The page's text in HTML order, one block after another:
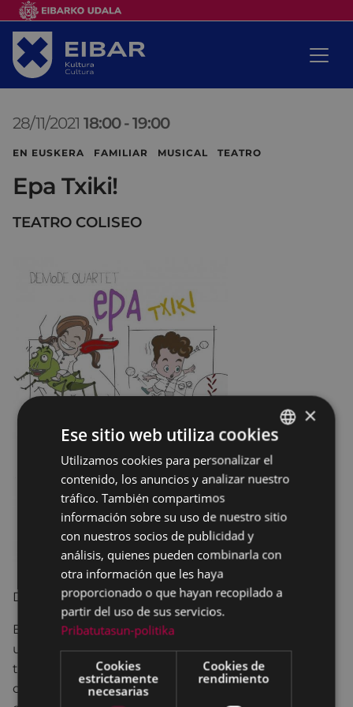
28/11/2021 18:00 -19:00
EN EUSKERA FAMILIAR MUSICAL TEATRO
Epa Txiki!
TEATRO COLISEO
DEMODE QUARTET
Epa! Fue el segundo espectáculo de la compañía,
un espectáculo musical cargado de humor para
todos los públicos en el que los cuatro miembros
de DQ sostenían la disparatada teoría de el origen
BASQUE
SPANISH
×
Ese sitio web utiliza cookies
Utilizamos cookies para personalizar el
contenido, los anuncios y analizar nuestro
tráfico. También compartimos
información sobre su uso de nuestro sitio
con nuestros socios de publicidad y
análisis, quienes pueden combinarla con
otra información que les haya
proporcionado o que hayan recopilado a
partir del uso de sus servicios.
Pribatutasun-politika
Cookies
estrictamente
necesarias
Cookies de
rendimiento